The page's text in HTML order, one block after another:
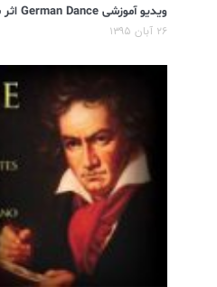
ویدیو آموزشی German Dance اثر بتهوون
۲۶ آبان ۱۳۹۵